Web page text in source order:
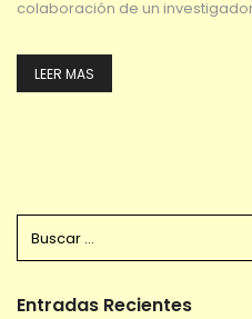
colaboración de un
LEER MAS
Entradas Recientes